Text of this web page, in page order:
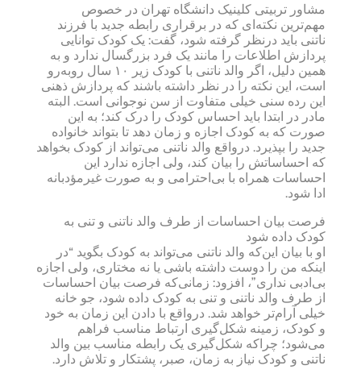
مشاور تربیتی کلینیک دانشگاه تهران در خصوص
مهم‌ترین نکته‌ای که در برقراری رابطه جدید با فرزند
ناتنی باید درنظر گرفته شود، گفت: یک کودک توانایی
پردازش اطلاعات را مانند یک فرد بزرگسال ندارد و به
همین دلیل، اگر والد ناتنی با کودک زیر ۱۰ سال روبه‌رو
است، این نکته را در نظر داشته باشند که پردازش ذهنی
این رده سنی خیلی متفاوت از سن نوجوانی است. البته
مادر در ابتدا باید احساس کودک را درک کند؛ به این
صورت که به کودک اجازه و زمان دهد تا بتواند خانواده
جدید را بپذیرد. درواقع والد ناتنی می‌تواند از کودک بخواهد
که احساساتش را بیان کند، ولی اجازه ندارد این
احساسات همراه با بی‌احترامی و به صورت غیرمؤدبانه
ادا شود.
فرصت بیان احساسات از طرف والد ناتنی و تنی به
کودک داده شود
او با بیان این‌که والد ناتنی می‌تواند به کودک بگوید “در
اینکه من را دوست داشته باشی یا نه مختاری، ولی اجازه
بی‌ادبی نداری”، افزود: زمانی‌که فرصت بیان احساسات
از طرف والد ناتنی و تنی به کودک داده شود، جو خانه
خیلی آرام‌تر خواهد شد. درواقع با دادن این زمان به خود
و کودک، زمینه شکل‌گیری ارتباط مناسب فراهم
می‌شود؛ چراکه شکل‌گیری یک رابطه مناسب بین والد
ناتنی و کودک نیاز به زمان، صبر، پشتکار و تلاش دارد.